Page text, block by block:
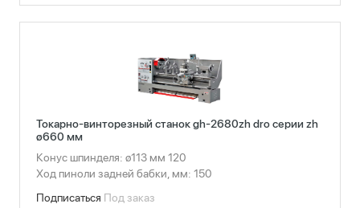
Токарно-винторезный станок gh-2680zh dro серии zh
ø660 мм
Конус шпинделя: ø113 мм 120
Ход пиноли задней бабки, мм: 150
Подписаться Под заказ